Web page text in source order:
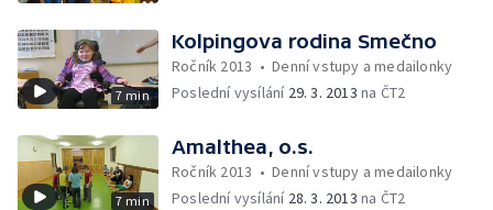
7 min
Kolpingova rodina Smečno
Ročník 2013 •Denní vstupy a medailonky
Poslední vysílání 29. 3. 2013 na ČT2
7 min
Amalthea, o.s.
Ročník 2013 •Denní vstupy a medailonky
Poslední vysílání 28. 3. 2013 na ČT2